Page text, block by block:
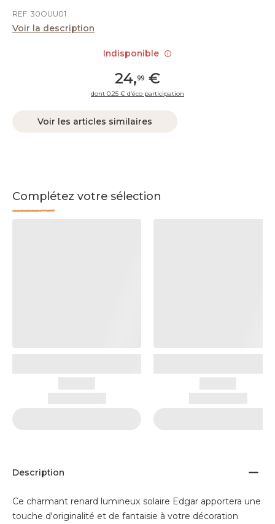
REF. 30OUU01
Voir la description
24,99 €
dont 0.25 € d’éco participation
Voir les articles similaires
Complétez votre sélection
Description
Ce charmant renard lumineux solaire Edgar apportera une
touche d'originalité et de fantaisie à votre décoration